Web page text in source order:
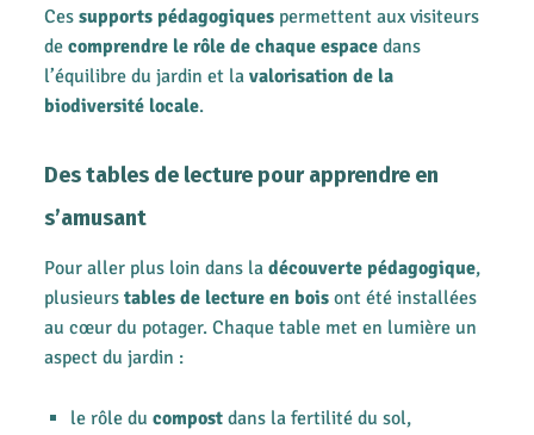
Ces supports pédagogiquespermettent aux visiteurs
de comprendre le rôle de chaque espacedans
l’équilibre du jardin et la valorisation de la
biodiversité locale.
Des tables de lecture pour apprendre en
s’amusant
Pour aller plus loin dans la découverte pédagogique,
plusieurs tables de lecture en boisont été installées
au cœur du potager. Chaque table met en lumière un
aspect du jardin :
le rôle du compostdans la fertilité du sol,